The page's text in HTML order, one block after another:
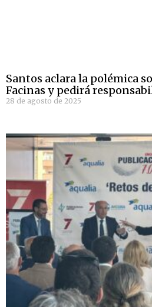
Santos aclara la polémica
Facinas y pedirá
28 de agosto de 2025